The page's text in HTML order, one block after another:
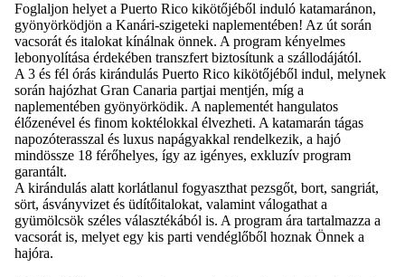
Foglaljon helyet a Puerto Rico kikötőjéből induló katamaránon,
gyönyörködjön a Kanári-szigeteki naplementében! Az út során
vacsorát és italokat kínálnak önnek. A program kényelmes
lebonyolítása érdekében transzfert biztosítunk a szállodájától.
A 3 és fél órás kirándulás Puerto Rico kikötőjéből indul, melynek
során hajózhat Gran Canaria partjai mentjén, míg a
naplementében gyönyörködik. A naplementét hangulatos
élőzenével és finom koktélokkal élvezheti. A katamarán tágas
napozóterasszal és luxus napágyakkal rendelkezik, a hajó
mindössze 18 férőhelyes, így az igényes, exkluzív program
garantált.
A kirándulás alatt korlátlanul fogyaszthat pezsgőt, bort, sangriát,
sört, ásványvizet és üdítőitalokat, valamint válogathat a
gyümölcsök széles választékából is. A program ára tartalmazza a
vacsorát is, melyet egy kis parti vendéglőből hoznak Önnek a
hajóra.